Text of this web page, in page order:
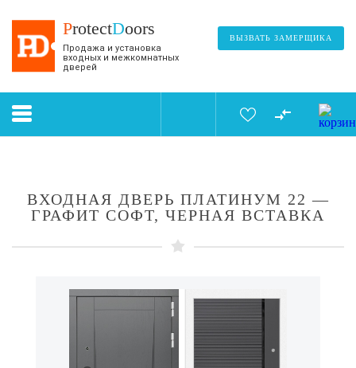
ProtectDoors
Продажа и установка
входных и межкомнатных
дверей
ВЫЗВАТЬ ЗАМЕРЩИКА
ВХОДНАЯ ДВЕРЬ ПЛАТИНУМ 22 —
ГРАФИТ СОФТ, ЧЕРНАЯ ВСТАВКА